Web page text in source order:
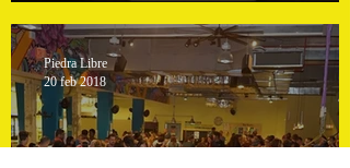
Piedra Libre
20 feb 2018